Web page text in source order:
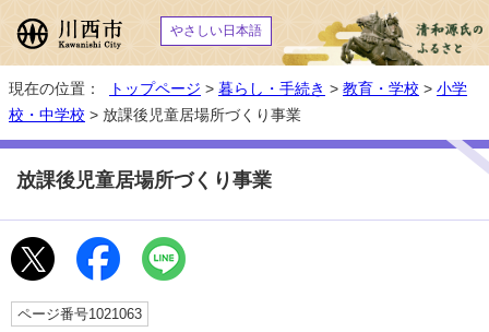
やさしい日本語
現在の位置： トップページ > 暮らし・手続き > 教育・学校 > 小学
校・中学校 > 放課後児童居場所づくり事業
放課後児童居場所づくり事業
ページ番号1021063